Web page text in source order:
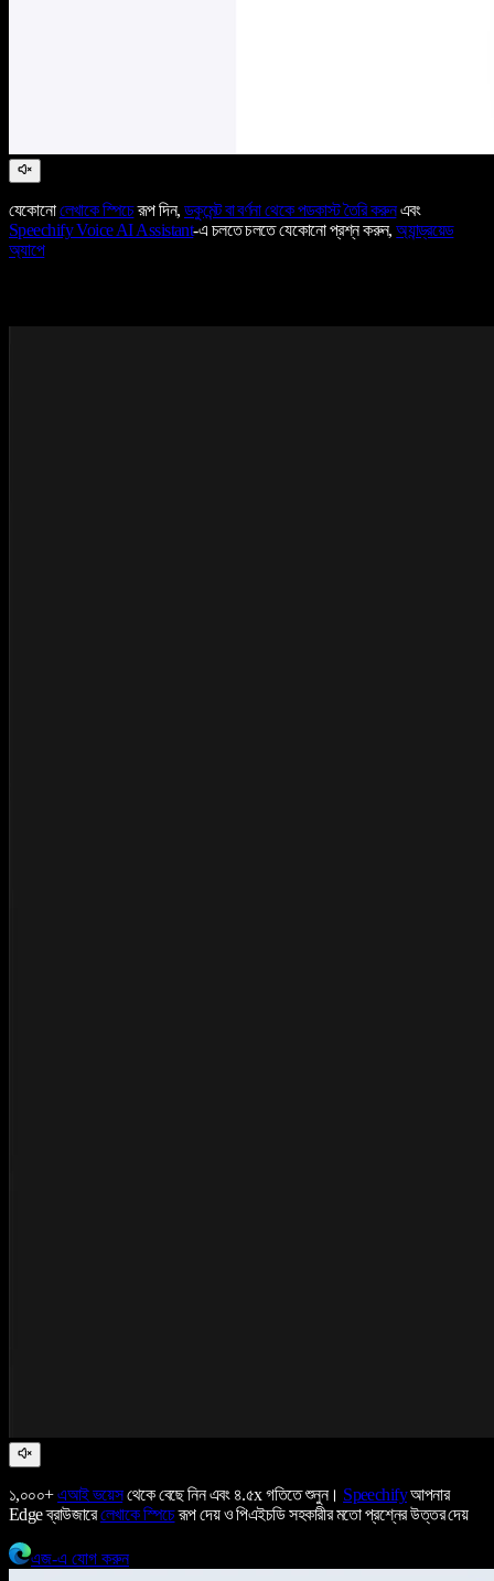
যেকোনোলেখাকে স্পিচেরূপ দিন, ডকুমেন্ট বা বর্ণনা থেকে পডকাস্ট তৈরি করুনএবং
Speechify Voice AI Assistant-এ চলতে চলতে যেকোনো প্রশ্ন করুন,অ্যান্ড্রয়েড
অ্যাপে
১,০০০+এআই ভয়েসথেকে বেছে নিন এবং ৪.৫x গতিতে শুনুন। Speechifyআপনার
Edge ব্রাউজারেলেখাকে স্পিচেরূপ দেয় ও পিএইচডি সহকারীর মতো প্রশ্নের উত্তর দেয়
এজ-এ যোগ করুন